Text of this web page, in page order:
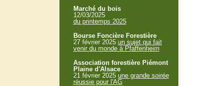
Marché du bois
12/03/2025
du printemps 2025
Bourse Foncière Forestière
27 février 2025 un sujet qui fait
venir du monde à Pfaffenheim
Association forestière Piémont
Plaine d'Alsace
21 février 2025 une grande soirée
réussie pour l'AG